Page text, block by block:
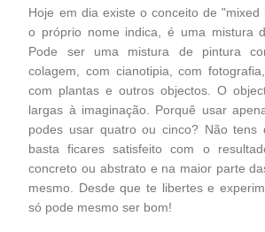
Hoje em dia existe o conceito de "mixed
o próprio nome indica, é uma mistura
Pode ser uma mistura de pintura
colagem, com cianotipia, com
com plantas e outros objectos. O
largas à imaginação. Porquê usar
podes usar quatro ou cinco? Não tens
basta ficares satisfeito com o
concreto ou abstrato e na maior parte
mesmo. Desde que te libertes e
só pode mesmo ser bom!